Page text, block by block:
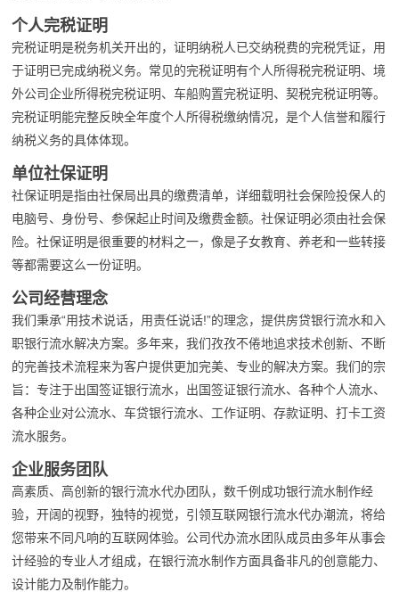
个人完税证明
完税证明是税务机关开出的，证明纳税人已交纳税费的完税凭证，用
于证明已完成纳税义务。常见的完税证明有个人所得税完税证明、境
外公司企业所得税完税证明、车船购置完税证明、契税完税证明等。
完税证明能完整反映全年度个人所得税缴纳情况，是个人信誉和履行
纳税义务的具体体现。
单位社保证明
社保证明是指由社保局出具的缴费清单，详细载明社会保险投保人的
电脑号、身份号、参保起止时间及缴费金额。社保证明必须由社会保
险。社保证明是很重要的材料之一，像是子女教育、养老和一些转接
等都需要这么一份证明。
公司经营理念
我们秉承“用技术说话，用责任说话!”的理念，提供房贷银行流水和入
职银行流水解决方案。多年来，我们孜孜不倦地追求技术创新、不断
的完善技术流程来为客户提供更加完美、专业的解决方案。我们的宗
旨：专注于出国签证银行流水，出国签证银行流水、各种个人流水、
各种企业对公流水、车贷银行流水、工作证明、存款证明、打卡工资
流水服务。
企业服务团队
高素质、高创新的银行流水代办团队，数千例成功银行流水制作经
验，开阔的视野，独特的视觉，引领互联网银行流水代办潮流，将给
您带来不同凡响的互联网体验。公司代办流水团队成员由多年从事会
计经验的专业人才组成，在银行流水制作方面具备非凡的创意能力、
设计能力及制作能力。